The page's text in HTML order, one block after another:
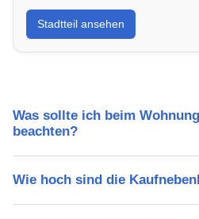
Erfahre mehr über deinen
Lebensqualität,
Freizeitmöglichkeiten und
Stadtteil ansehen
Was sollte ich beim
beachten?
Wie hoch sind die